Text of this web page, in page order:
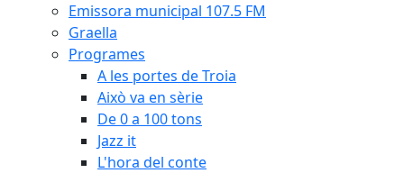
Emissora municipal 107.5 FM
Graella
Programes
A les portes de Troia
Això va en sèrie
De 0 a 100 tons
Jazz it
L'hora del conte